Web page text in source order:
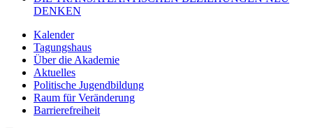
DENKEN
Kalender
Tagungshaus
Über die Akademie
Aktuelles
Politische Jugendbildung
Raum für Veränderung
Barrierefreiheit